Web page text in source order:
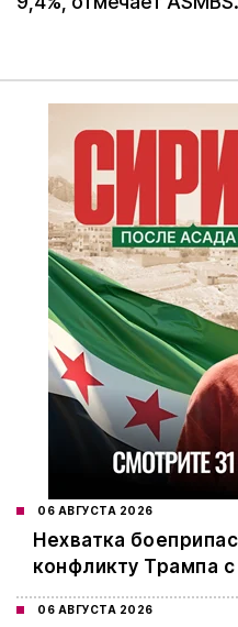
06 АВГУСТА 2026
Нехватка
конфликту Трампа
06 АВГУСТА 2026